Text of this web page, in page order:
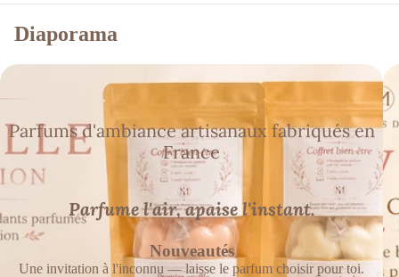
Diaporama
Parfums d'ambiance artisanaux fabriqués en
France
Parfume l'air, apaise l'instant.
Nouveautés
Une invitation à l'inconnu — laisse le parfum choisir pour toi.